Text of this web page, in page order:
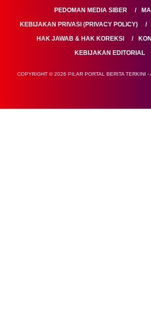
PEDOMAN MEDIA SIBER
KEBIJAKAN PRIVASI (PRIVACY POLICY)
HAK JAWAB & HAK KOREKSI
KEBIJAKAN EDITORIAL
COPYRIGHT © 2026 PILAR PORTAL BERITA TERKINI -